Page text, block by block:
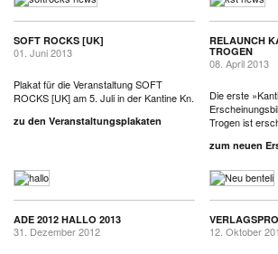
SOFT ROCKS [UK]
01. Juni 2013
Plakat für die Veranstaltung SOFT
ROCKS [UK] am 5. Juli in der Kantine Kn.
zu den Veranstaltungsplakaten
RELAUNCH
TROGEN
08. April 2013
Die erste
Trogen ist
zum neuen
ADE 2012 HALLO 2013
31. Dezember 2012 12. Oktober